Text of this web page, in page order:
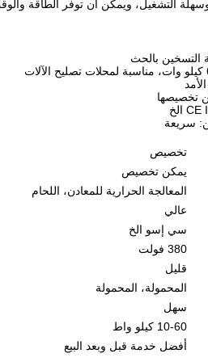
التشغيل، ويمكن أن توفر الطاقة
التسخين بالحث
تخصيصها
سريعة
تخصيص
يمكن تخصيص
المعالجة الحرارية للمعادن، اللحام
عالي
سي إسو الخ
380 فولت
قليل
المحمولة، المحمولة
سهل
10-60 كيلو واط
أفضل خدمة قبل وبعد البيع